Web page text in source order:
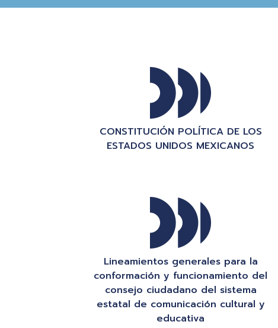
CONSTITUCIÓN POLÍTICA DE LOS
ESTADOS UNIDOS MEXICANOS
Lineamientos generales para la
conformación y funcionamiento del
consejo ciudadano del sistema
estatal de comunicación cultural y
educativa